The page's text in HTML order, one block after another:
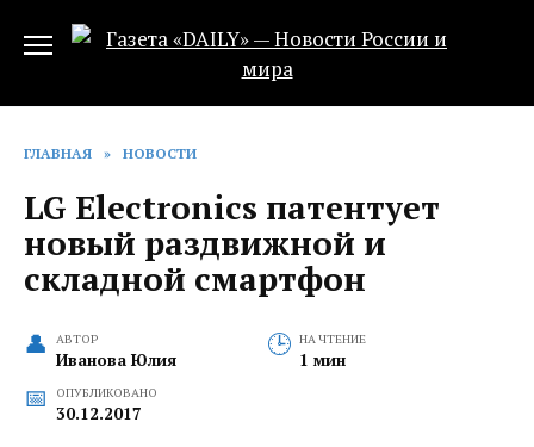
ГЛАВНАЯ » НОВОСТИ
LG Electronics патентует
новый раздвижной и
складной смартфон
АВТОР
Иванова Юлия
НА ЧТЕНИЕ
1 мин
ОПУБЛИКОВАНО
30.12.2017